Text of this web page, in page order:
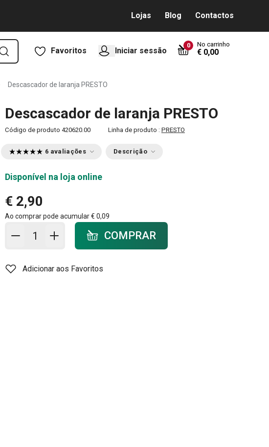
Lojas Blog Contactos
Favoritos Iniciar sessão
0 No carrinho
€ 0,00
Descascador de laranja PRESTO
Descascador de laranja PRESTO
Código de produto 420620.00 Linha de produto : PRESTO
6 avaliações Descrição
Disponível na loja online
€ 2,90
Ao comprar pode acumular€ 0,09
Adicionar ao carrinho - quantidade
COMPRAR
Adicionar aos Favoritos